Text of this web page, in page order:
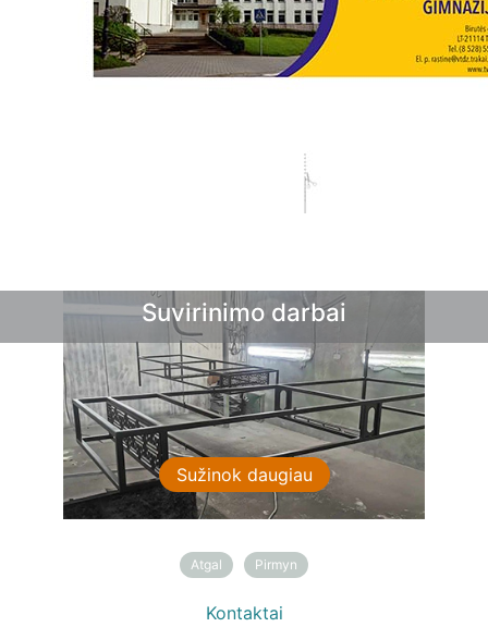
Suvirinimo darbai
Sužinok daugiau
Sprendimai sodui
Sužinok daugiau
Atgal Pirmyn
Kontaktai